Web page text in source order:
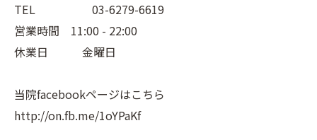
TEL 03-6279-6619
営業時間 11:00 - 22:00
休業日 金曜日
当院facebookページはこちら
http://on.fb.me/1oYPaKf